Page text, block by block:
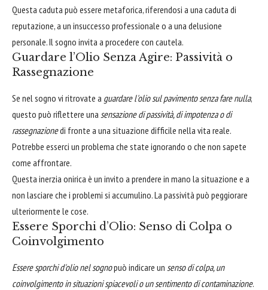
Questa caduta può essere metaforica, riferendosi a una caduta di
reputazione, a un insuccesso professionale o a una delusione
personale. Il sogno invita a procedere con cautela.
Guardare l’Olio Senza Agire: Passività o
Rassegnazione
Se nel sogno vi ritrovate a guardare l'olio sul pavimento senza fare nulla,
questo può riflettere una sensazione di passività, di impotenza o di
rassegnazionedi fronte a una situazione difficile nella vita reale.
Potrebbe esserci un problema che state ignorando o che non sapete
come affrontare.
Questa inerzia onirica è un invito a prendere in mano la situazione e a
non lasciare che i problemi si accumulino. La passività può peggiorare
ulteriormente le cose.
Essere Sporchi d’Olio: Senso di Colpa o
Coinvolgimento
Essere sporchi d'olio nel sognopuò indicare un senso di colpa, un
coinvolgimento in situazioni spiacevoli o un sentimento di contaminazione.